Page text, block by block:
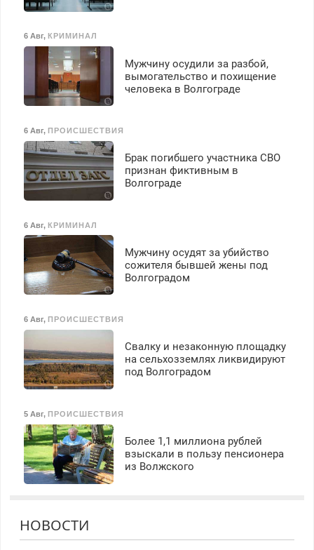
6 Авг, КРИМИНАЛ
Мужчину осудили за разбой,
вымогательство и похищение
человека в Волгограде
6 Авг, ПРОИСШЕСТВИЯ
Брак погибшего участника СВО
признан фиктивным в
Волгограде
6 Авг, КРИМИНАЛ
Мужчину осудят за убийство
сожителя бывшей жены под
Волгоградом
6 Авг, ПРОИСШЕСТВИЯ
Свалку и незаконную площадку
на сельхозземлях ликвидируют
под Волгоградом
5 Авг, ПРОИСШЕСТВИЯ
Более 1,1 миллиона рублей
взыскали в пользу пенсионера
из Волжского
НОВОСТИ